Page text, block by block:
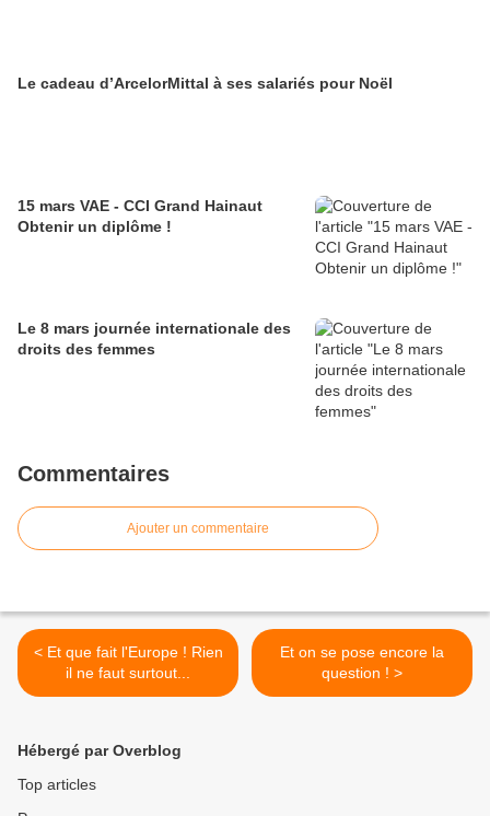
Le cadeau d’ArcelorMittal à ses salariés pour Noël
15 mars VAE - CCI Grand Hainaut
Obtenir un diplôme !
Le 8 mars journée internationale des
droits des femmes
Commentaires
Ajouter un commentaire
< Et que fait l'Europe ! Rien
il ne faut surtout...
Et on se pose encore la
question ! >
Hébergé par Overblog
Top articles